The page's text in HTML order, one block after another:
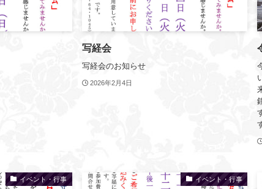
写経会
写経会のお知らせ
2026年2月4日
イベント・行事 イベント・行事